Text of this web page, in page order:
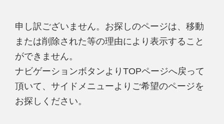
申し訳ございません。お探しのページは、移動
または削除された等の理由により表示すること
ができません。
ナビゲーションボタンよりTOPページへ戻って
頂いて、サイドメニューよりご希望のページを
お探しください。